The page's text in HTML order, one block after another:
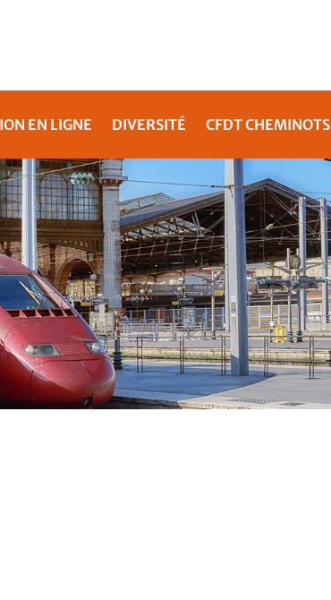
EN LIGNE DIVERSITÉ CFDT CHEMINOTS